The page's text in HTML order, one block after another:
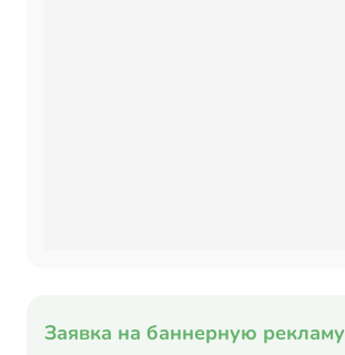
Заявка на баннерную рекламу